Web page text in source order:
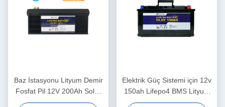
Baz İstasyonu Lityum Demir
Fosfat Pil 12V 200Ah Solar
Li İyon Pil
Elektrik Güç Sistemi için 12v
150ah Lifepo4 BMS Lityum
Fosfat Pil